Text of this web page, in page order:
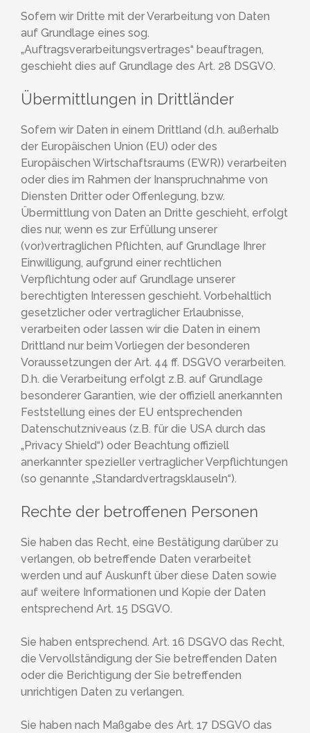
Sofern wir Dritte mit der Verarbeitung von Daten
auf Grundlage eines sog.
„Auftragsverarbeitungsvertrages“ beauftragen,
geschieht dies auf Grundlage des Art. 28 DSGVO.
Übermittlungen in Drittländer
Sofern wir Daten in einem Drittland (d.h. außerhalb
der Europäischen Union (EU) oder des
Europäischen Wirtschaftsraums (EWR)) verarbeiten
oder dies im Rahmen der Inanspruchnahme von
Diensten Dritter oder Offenlegung, bzw.
Übermittlung von Daten an Dritte geschieht, erfolgt
dies nur, wenn es zur Erfüllung unserer
(vor)vertraglichen Pflichten, auf Grundlage Ihrer
Einwilligung, aufgrund einer rechtlichen
Verpflichtung oder auf Grundlage unserer
berechtigten Interessen geschieht. Vorbehaltlich
gesetzlicher oder vertraglicher Erlaubnisse,
verarbeiten oder lassen wir die Daten in einem
Drittland nur beim Vorliegen der besonderen
Voraussetzungen der Art. 44 ff. DSGVO verarbeiten.
D.h. die Verarbeitung erfolgt z.B. auf Grundlage
besonderer Garantien, wie der offiziell anerkannten
Feststellung eines der EU entsprechenden
Datenschutzniveaus (z.B. für die USA durch das
„Privacy Shield“) oder Beachtung offiziell
anerkannter spezieller vertraglicher Verpflichtungen
(so genannte „Standardvertragsklauseln“).
Rechte der betroffenen Personen
Sie haben das Recht, eine Bestätigung darüber zu
verlangen, ob betreffende Daten verarbeitet
werden und auf Auskunft über diese Daten sowie
auf weitere Informationen und Kopie der Daten
entsprechend Art. 15 DSGVO.
Sie haben entsprechend. Art. 16 DSGVO das Recht,
die Vervollständigung der Sie betreffenden Daten
oder die Berichtigung der Sie betreffenden
unrichtigen Daten zu verlangen.
Sie haben nach Maßgabe des Art. 17 DSGVO das